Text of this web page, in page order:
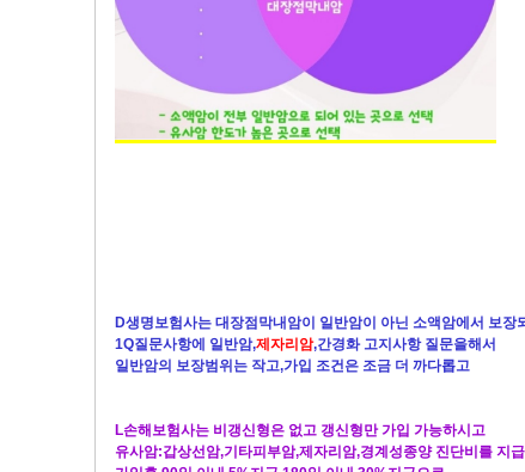
D생명보험사는 대장점막내암이 일반암이 아닌 소액암에서 보장
1Q질문사항에 일반암,제자리암,간경화 고지사항 질문을해서
일반암의 보장범위는 작고,가입 조건은 조금 더 까다롭고
L손해보험사는 비갱신형은 없고 갱신형만 가입 가능하시고
유사암:갑상선암,기타피부암,제자리암,경계성종양 진단비를 지